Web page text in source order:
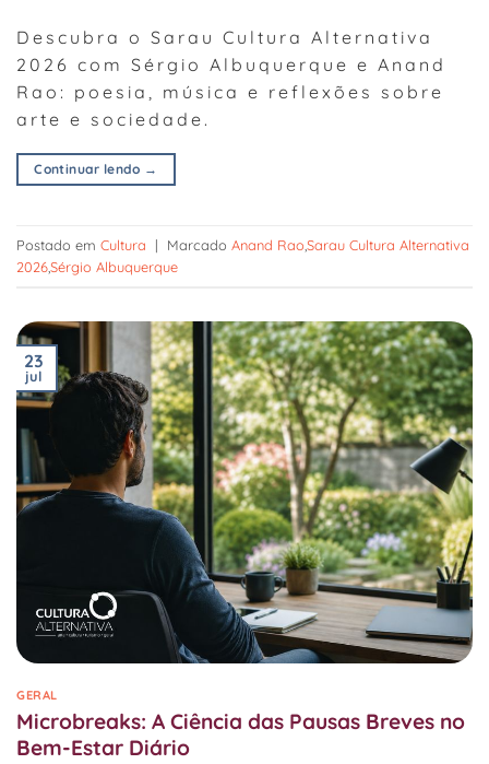
Descubra o Sarau Cultura Alternativa
2026 com Sérgio Albuquerque e Anand
Rao: poesia, música e reflexões sobre
arte e sociedade.
Continuar lendo →
Postado em Cultura | Marcado Anand RaoSarau Cultura Alternativa
2026Sérgio Albuquerque
23
jul
GERAL
Microbreaks: A Ciência das Pausas Breves no
Bem-Estar Diário